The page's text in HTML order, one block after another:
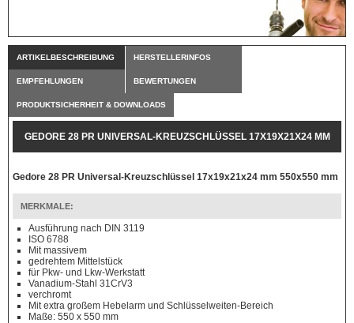
ARTIKELBESCHREIBUNG HERSTELLERINFOS
EMPFEHLUNGEN BEWERTUNGEN
PRODUKTSICHERHEIT & DOWNLOADS
GEDORE 28 PR UNIVERSAL-KREUZSCHLÜSSEL 17X19X21X24 MM
Gedore 28 PR Universal-Kreuzschlüssel 17x19x21x24 mm 550x550 mm
MERKMALE:
Ausführung nach DIN 3119
ISO 6788
Mit massivem
gedrehtem Mittelstück
für Pkw- und Lkw-Werkstatt
Vanadium-Stahl 31CrV3
verchromt
Mit extra großem Hebelarm und Schlüsselweiten-Bereich
Maße: 550 x 550 mm